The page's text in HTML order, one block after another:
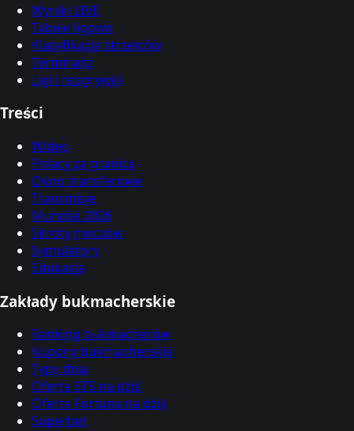
Wyniki LIVE
Tabele ligowe
Klasyfikacja strzelców
Terminarz
Ligi i rozgrywki
Treści
Wideo
Polacy za granicą
Okno transferowe
Transmisje
Mundial 2026
Skróty meczów
Symulatory
Edukacja
Zakłady bukmacherskie
Ranking bukmacherów
Kupony bukmacherskie
Typy dnia
Oferta STS na dziś
Oferta Fortuna na dziś
Superbet